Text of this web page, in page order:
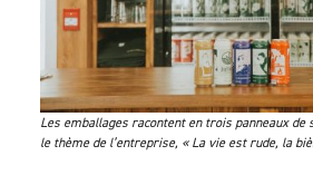
Les emballages racontent en trois panneaux
le thème de l’entreprise, « La vie est rude, la